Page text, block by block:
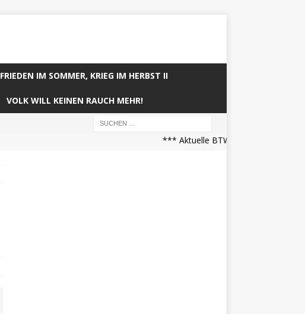
FRIEDEN IM SOMMER, KRIEG IM HERBST II
VOLK WILL KEINEN RAUCH MEHR!
*** Aktuelle BTW21 Prognose